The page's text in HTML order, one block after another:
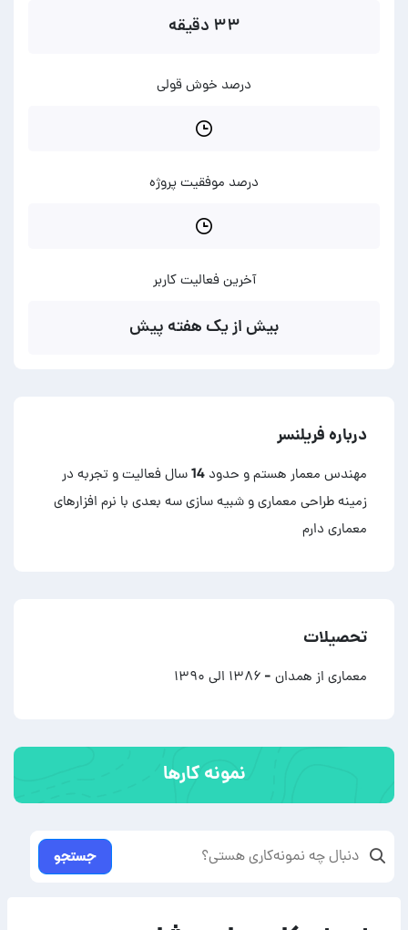
۳۳ دقیقه
درصد خوش قولی
درصد موفقیت پروژه
آخرین فعالیت کاربر
بیش از یک هفته پیش
درباره فریلنسر
مهندس معمار هستم و حدود 14 سال فعالیت و تجربه در
زمینه طراحی معماری و شبیه سازی سه بعدی با نرم افزارهای
معماری دارم
تحصیلات
معماری از همدان - ۱۳۸۶ الی ۱۳۹۰
نمونه کارها
جستجو